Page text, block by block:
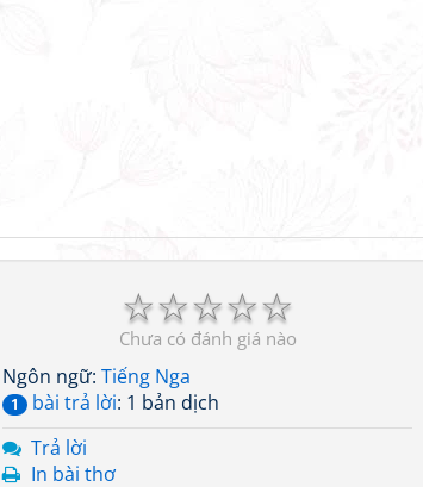
☆
☆
☆
☆
☆
Chưa có đánh giá nào
Ngôn ngữ: Tiếng Nga
1 bài trả lời: 1 bản dịch
Trả lời
In bài thơ